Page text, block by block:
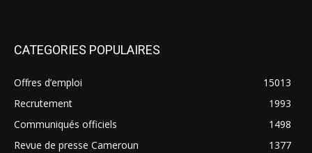
CATEGORIES POPULAIRES
Offres d’emploi
15013
Recrutement
1993
Communiqués officiels
1498
Revue de presse Cameroun
1377